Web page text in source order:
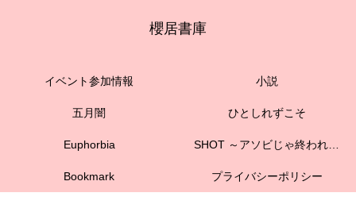
櫻居書庫
イベント参加情報 小説
五月闇 ひとしれずこそ
Euphorbia SHOT ～アソビじゃ終われない～
Bookmark プライバシーポリシー